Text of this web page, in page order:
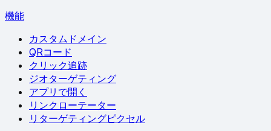
機能
カスタムドメイン
QRコード
クリック追跡
ジオターゲティング
アプリで開く
リンクローテーター
リターゲティングピクセル